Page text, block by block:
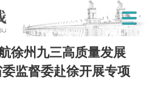
徐州九三高质量发展
监督委赴徐开展专项